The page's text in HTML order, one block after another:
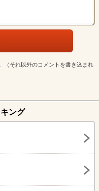
（それ以外のコメントを書き込まれ
ング